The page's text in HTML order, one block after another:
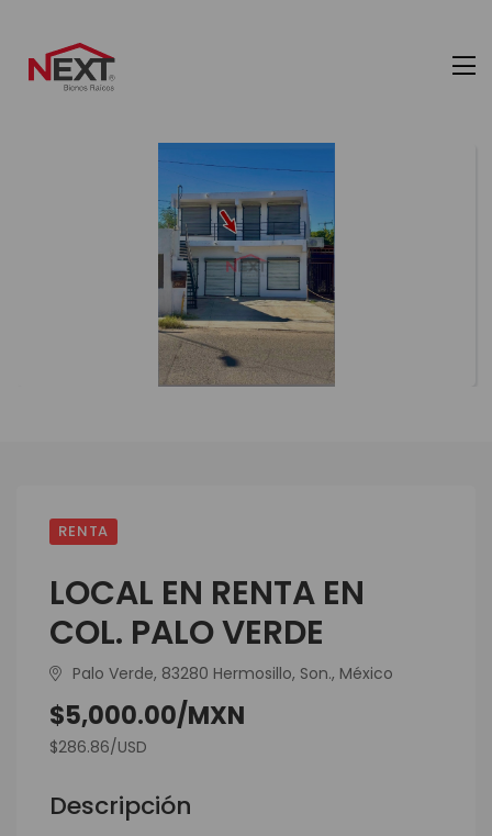
RENTA
LOCAL EN RENTA EN
COL. PALO VERDE
Palo Verde, 83280 Hermosillo, Son., México
$5,000.00/MXN
$286.86/USD
Descripción